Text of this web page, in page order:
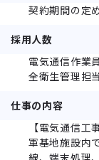
契約期間の定
採用人数
電気通信作業
全衛生管理担
仕事の内容
【電気通信工
軍基地施設内
線、端末処理